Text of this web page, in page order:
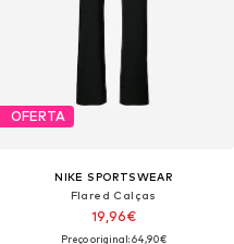
OFERTA
NIKE SPORTSWEAR
Flared Calças
19,96€
Preço original: 64,90€